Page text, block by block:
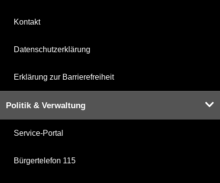
Kontakt
Datenschutzerklärung
Erklärung zur Barrierefreiheit
Politik & Verwaltung
Service-Portal
Bürgertelefon 115